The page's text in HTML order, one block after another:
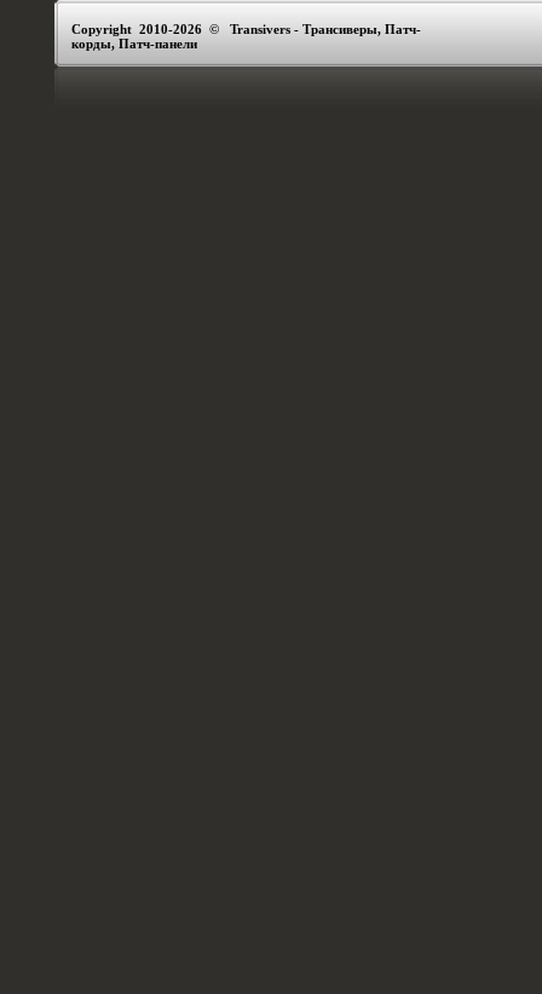
Copyright 2010-2026 © Transivers - Трансиверы, Патч-
корды, Патч-панели